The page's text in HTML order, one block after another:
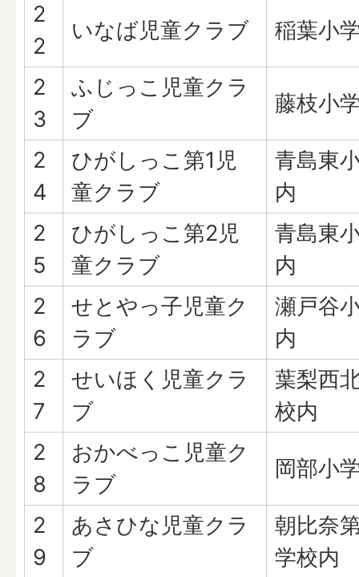
2
2
いなば児童クラブ 稲葉小
2
3
ふじっこ児童クラ
ブ
藤枝小
2
4
ひがしっこ第1児
童クラブ
青島東
内
2
5
ひがしっこ第2児
童クラブ
青島東
内
2
6
せとやっ子児童ク
ラブ
瀬戸谷
内
2
7
せいほく児童クラ
ブ
葉梨西
校内
2
8
おかべっこ児童ク
ラブ
岡部小
2
9
あさひな児童クラ
ブ
朝比奈
学校内